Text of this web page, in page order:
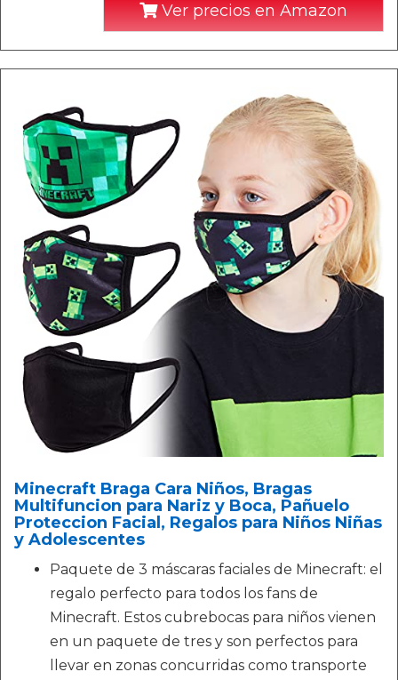
Ver precios en Amazon
Minecraft Braga Cara Niños, Bragas
Multifuncion para Nariz y Boca, Pañuelo
Proteccion Facial, Regalos para Niños Niñas
y Adolescentes
Paquete de 3 máscaras faciales de Minecraft: el
regalo perfecto para todos los fans de
Minecraft. Estos cubrebocas para niños vienen
en un paquete de tres y son perfectos para
llevar en zonas concurridas como transporte